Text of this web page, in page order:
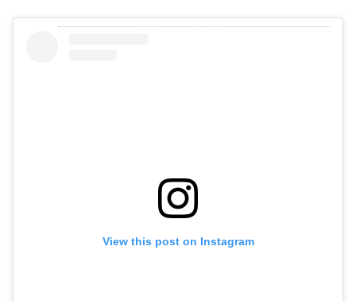
View this post on Instagram